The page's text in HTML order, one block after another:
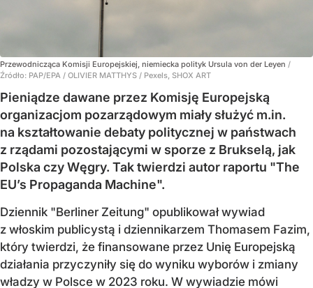
Przewodnicząca Komisji Europejskiej, niemiecka polityk Ursula von der Leyen /
Źródło: PAP/EPA / OLIVIER MATTHYS / Pexels, SHOX ART
Pieniądze dawane przez Komisję Europejską
organizacjom pozarządowym miały służyć m.in.
na kształtowanie debaty politycznej w państwach
z rządami pozostającymi w sporze z Brukselą, jak
Polska czy Węgry. Tak twierdzi autor raportu "The
EU’s Propaganda Machine".
Dziennik "Berliner Zeitung" opublikował wywiad
z włoskim publicystą i dziennikarzem Thomasem Fazim,
który twierdzi, że finansowane przez Unię Europejską
działania przyczyniły się do wyniku wyborów i zmiany
władzy w Polsce w 2023 roku. W wywiadzie mówi